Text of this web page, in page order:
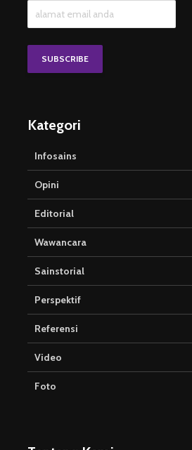
Kategori
Infosains
Opini
Editorial
Wawancara
Sainstorial
Perspektif
Referensi
Video
Foto